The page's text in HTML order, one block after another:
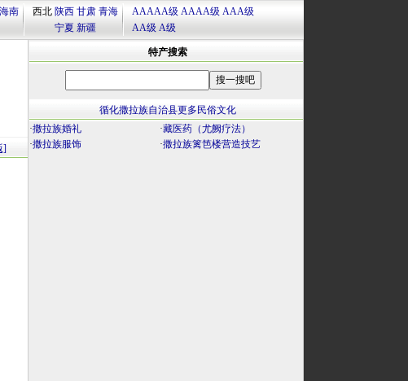
海南
西北 陕西 甘肃 青海
宁夏 新疆
AAAAA级 AAAA级 AAA级
AA级 A级
]
特产搜索
循化撒拉族自治县更多民俗文化
·撒拉族婚礼 ·藏医药（尤阙疗法）
·撒拉族服饰 ·撒拉族篱笆楼营造技艺